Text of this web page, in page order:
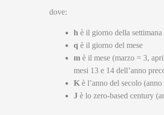
dove:
h è il giorno della
q è il giorno del mese
m è il mese (marzo = 3,
mesi 13 e 14 dell’anno
K è l’anno del secolo
J è lo zero-based century